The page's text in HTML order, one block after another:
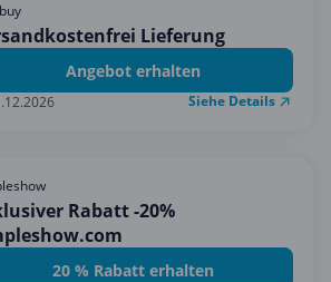
Lieferung
Angebot erhalten
Siehe Details
Rabatt -20%
20 % Rabatt erhalten